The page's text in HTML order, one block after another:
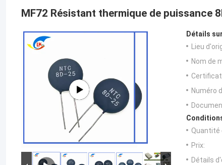
MF72 Résistant thermique de puissance
Détails
Lieu
Nom de
Numéro
Quantité
Prix:
Détails